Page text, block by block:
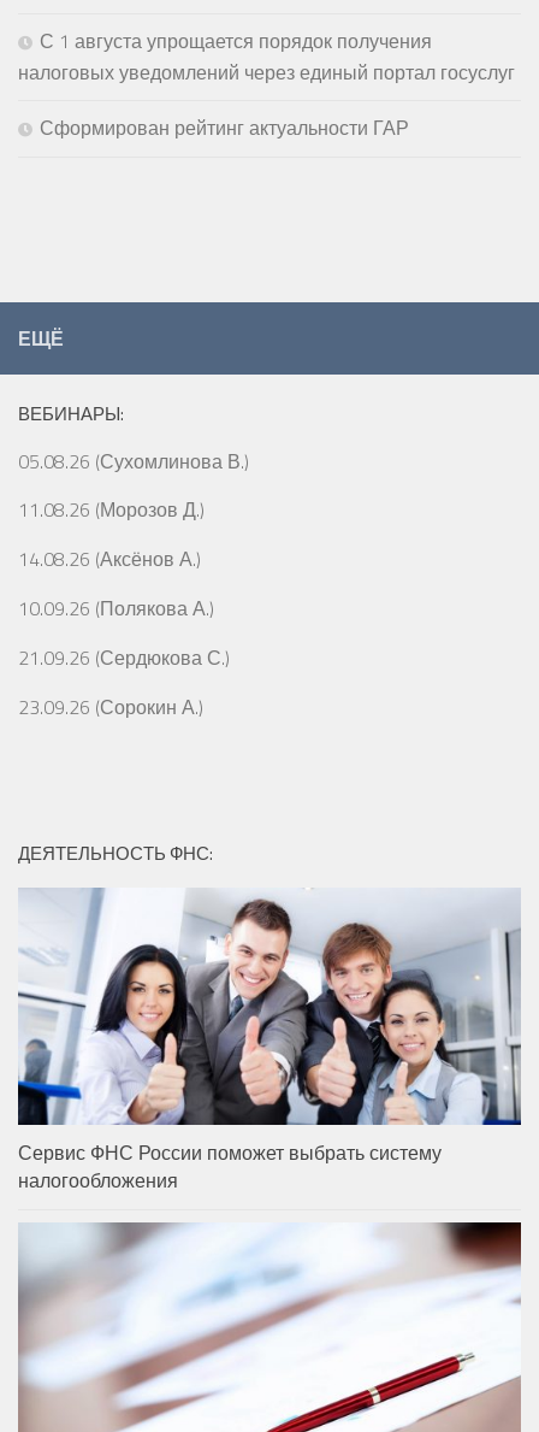
С 1 августа упрощается порядок получения
налоговых уведомлений через единый портал госуслуг
Сформирован рейтинг актуальности ГАР
ЕЩЁ
ВЕБИНАРЫ:
05.08.26 (Сухомлинова В.)
11.08.26 (Морозов Д.)
14.08.26 (Аксёнов А.)
10.09.26 (Полякова А.)
21.09.26 (Сердюкова С.)
23.09.26 (Сорокин А.)
ДЕЯТЕЛЬНОСТЬ ФНС:
Сервис ФНС России поможет выбрать систему
налогообложения